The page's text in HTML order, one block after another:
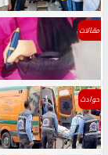
مقالات
حوادث